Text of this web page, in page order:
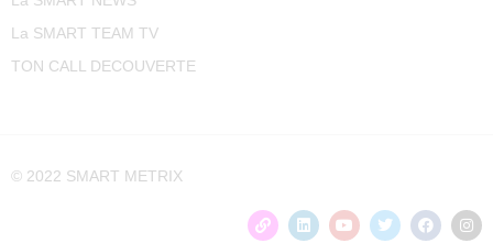
La SMART TEAM TV
TON CALL DECOUVERTE
© 2022 SMART METRIX